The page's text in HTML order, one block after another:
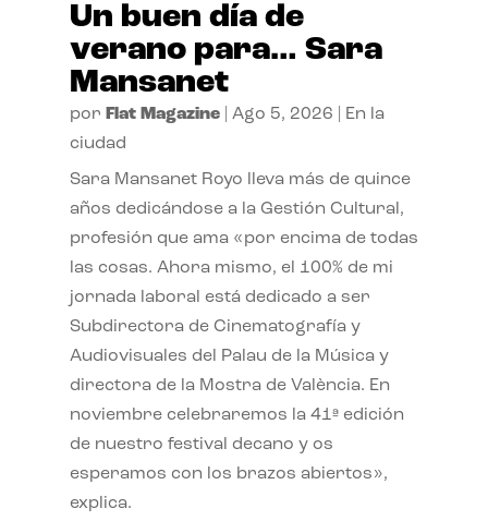
Un buen día de
verano para… Sara
Mansanet
por Flat Magazine| Ago 5, 2026
En la
ciudad
Sara Mansanet Royo lleva más de quince
años dedicándose a la Gestión Cultural,
profesión que ama «por encima de todas
las cosas. Ahora mismo, el 100% de mi
jornada laboral está dedicado a ser
Subdirectora de Cinematografía y
Audiovisuales del Palau de la Música y
directora de la Mostra de València. En
noviembre celebraremos la 41ª edición
de nuestro festival decano y os
esperamos con los brazos abiertos»,
explica.